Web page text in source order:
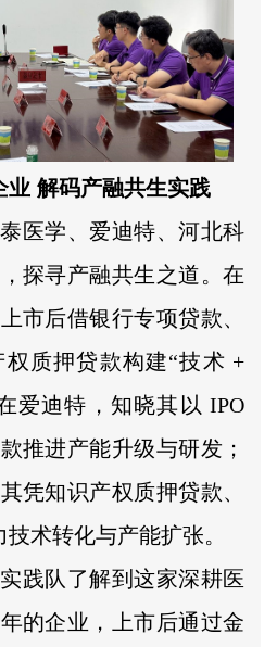
业 解码产融共生实践
医学、爱迪特、河北科
探寻产融共生之道。在
市后借银行专项贷款、
质押贷款构建“技术 +
爱迪特，知晓其以 IPO
推进产能升级与研发；
凭知识产权质押贷款、
术转化与产能扩张。
践队了解到这家深耕医
的企业，上市后通过金